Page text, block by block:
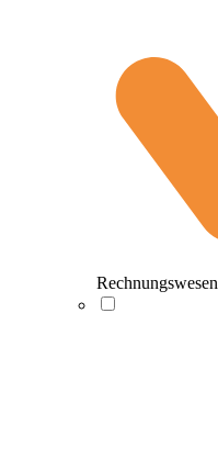
Rechnungswesen